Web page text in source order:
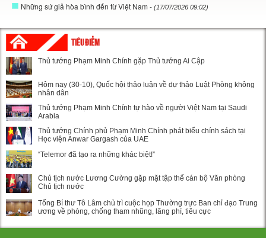
Những sứ giả hòa bình đến từ Việt Nam - (17/07/2026 09:02)
TIÊU ĐIỂM
Thủ tướng Phạm Minh Chính gặp Thủ tướng Ai Cập
Hôm nay (30-10), Quốc hội thảo luận về dự thảo Luật Phòng không
nhân dân
Thủ tướng Phạm Minh Chính tự hào về người Việt Nam tại Saudi
Arabia
Thủ tướng Chính phủ Phạm Minh Chính phát biểu chính sách tại
Học viện Anwar Gargash của UAE
“Telemor đã tạo ra những khác biệt!”
Chủ tịch nước Lương Cường gặp mặt tập thể cán bộ Văn phòng
Chủ tịch nước
Tổng Bí thư Tô Lâm chủ trì cuộc họp Thường trực Ban chỉ đạo Trung
ương về phòng, chống tham nhũng, lãng phí, tiêu cực